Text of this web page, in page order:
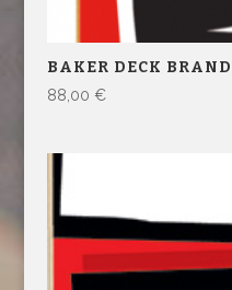
BAKER DECK
88,00 €